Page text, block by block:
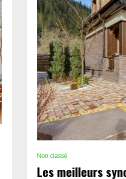
Non classé
Les meilleurs